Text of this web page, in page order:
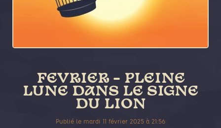
FEVRIER – PLEINE
LUNE DANS LE SIGNE
DU LION
Publié le mardi 11 février 2025 à 21:56